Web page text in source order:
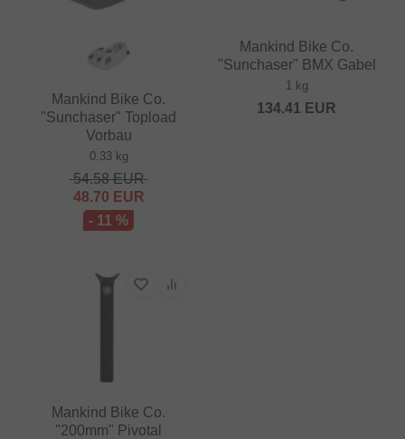
Mankind Bike Co.
"Sunchaser" Topload
Vorbau
0.33 kg
54.58EUR
48.70 EUR
- 11 %
Mankind Bike Co.
"Sunchaser" BMX Gabel
1 kg
134.41 EUR
Mankind Bike Co.
"200mm" Pivotal